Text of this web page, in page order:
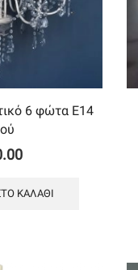
6 φώτα Ε14
ΚΑΛΆΘΙ